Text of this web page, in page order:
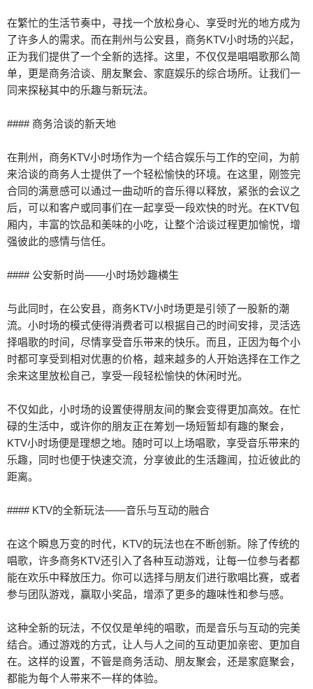
在繁忙的生活节奏中，寻找一个放松身心、享受时光的地方成为
了许多人的需求。而在荆州与公安县，商务KTV小时场的兴起，
正为我们提供了一个全新的选择。这里，不仅仅是唱唱歌那么简
单，更是商务洽谈、朋友聚会、家庭娱乐的综合场所。让我们一
同来探秘其中的乐趣与新玩法。
#### 商务洽谈的新天地
在荆州，商务KTV小时场作为一个结合娱乐与工作的空间，为前
来洽谈的商务人士提供了一个轻松愉快的环境。在这里，刚签完
合同的满意感可以通过一曲动听的音乐得以释放，紧张的会议之
后，可以和客户或同事们在一起享受一段欢快的时光。在KTV包
厢内，丰富的饮品和美味的小吃，让整个洽谈过程更加愉悦，增
强彼此的感情与信任。
#### 公安新时尚——小时场妙趣横生
与此同时，在公安县，商务KTV小时场更是引领了一股新的潮
流。小时场的模式使得消费者可以根据自己的时间安排，灵活选
择唱歌的时间，尽情享受音乐带来的快乐。而且，正因为每个小
时都可享受到相对优惠的价格，越来越多的人开始选择在工作之
余来这里放松自己，享受一段轻松愉快的休闲时光。
不仅如此，小时场的设置使得朋友间的聚会变得更加高效。在忙
碌的生活中，或许你的朋友正在筹划一场短暂却有趣的聚会，
KTV小时场便是理想之地。随时可以上场唱歌，享受音乐带来的
乐趣，同时也便于快速交流，分享彼此的生活趣闻，拉近彼此的
距离。
#### KTV的全新玩法——音乐与互动的融合
在这个瞬息万变的时代，KTV的玩法也在不断创新。除了传统的
唱歌，许多商务KTV还引入了各种互动游戏，让每一位参与者都
能在欢乐中释放压力。你可以选择与朋友们进行歌唱比赛，或者
参与团队游戏，赢取小奖品，增添了更多的趣味性和参与感。
这种全新的玩法，不仅仅是单纯的唱歌，而是音乐与互动的完美
结合。通过游戏的方式，让人与人之间的互动更加亲密、更加自
在。这样的设置，不管是商务活动、朋友聚会，还是家庭聚会，
都能为每个人带来不一样的体验。